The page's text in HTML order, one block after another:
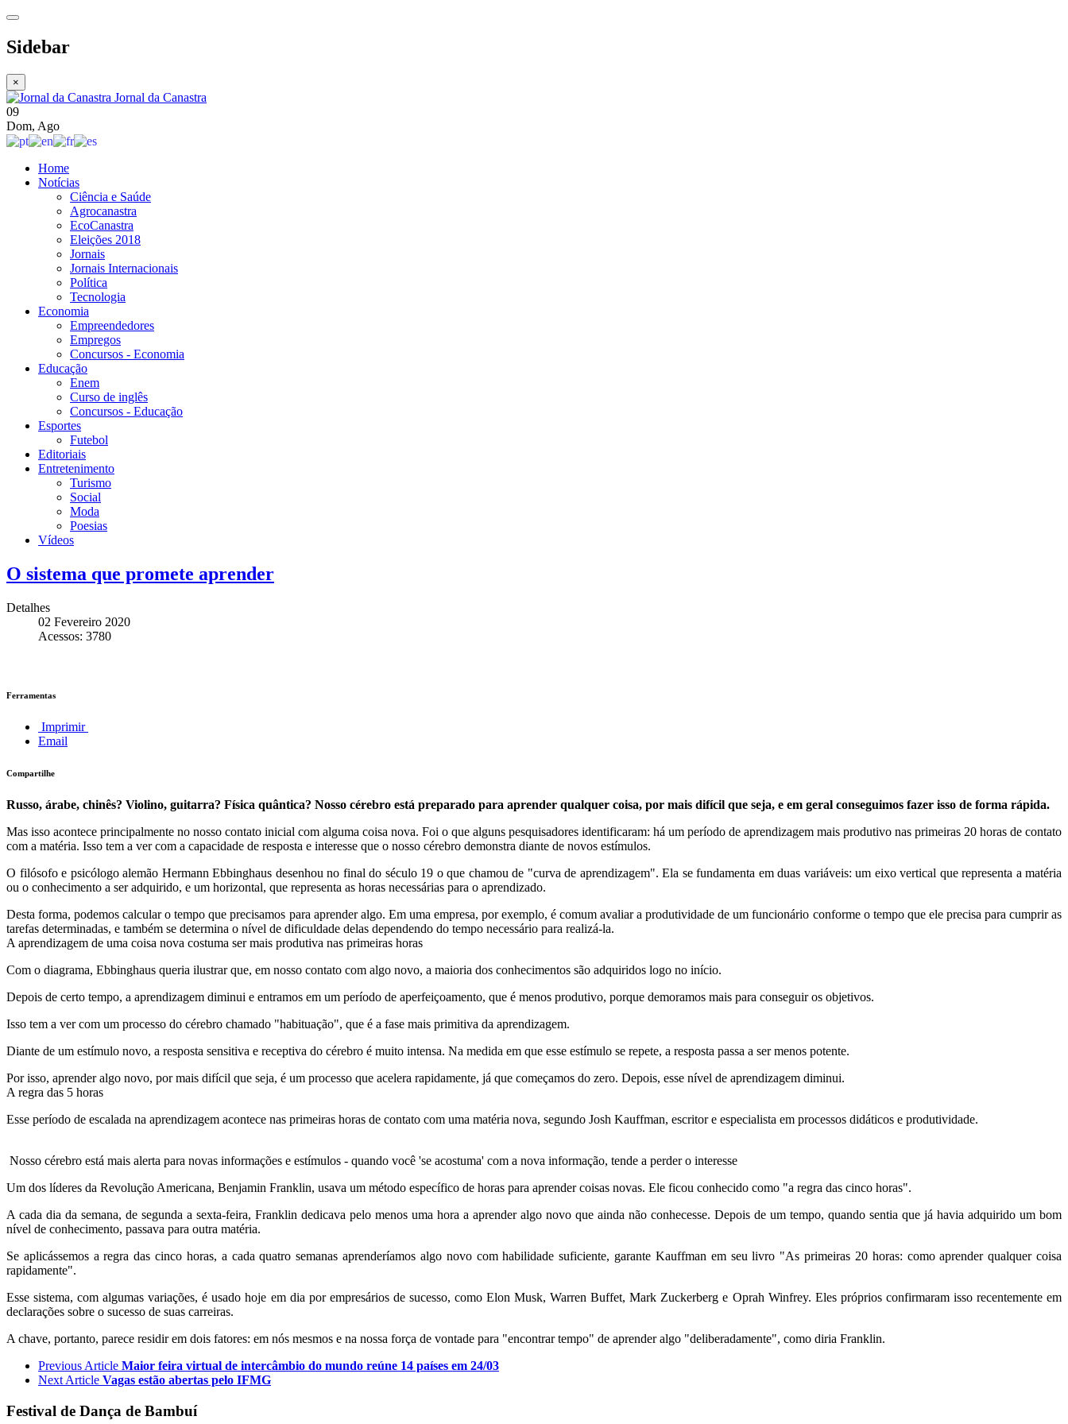
Sidebar
×
Jornal da Canastra
09
Dom, Ago
Home
Notícias
Ciência e Saúde
Agrocanastra
EcoCanastra
Eleições 2018
Jornais
Jornais Internacionais
Política
Tecnologia
Economia
Empreendedores
Empregos
Concursos - Economia
Educação
Enem
Curso de inglês
Concursos - Educação
Esportes
Futebol
Editoriais
Entretenimento
Turismo
Social
Moda
Poesias
Vídeos
O sistema que promete aprender
Detalhes
02 Fevereiro 2020
Acessos: 3780
Ferramentas
Imprimir
Email
Compartilhe
Russo, árabe, chinês? Violino, guitarra? Física quântica? Nosso cérebro está preparado para aprender qualquer coisa, por mais difícil que seja, e em geral conseguimos fazer isso de forma rápida.
Mas isso acontece principalmente no nosso contato inicial com alguma coisa nova. Foi o que alguns pesquisadores identificaram: há um período de aprendizagem mais produtivo nas primeiras 20 horas de contato
com a matéria. Isso tem a ver com a capacidade de resposta e interesse que o nosso cérebro demonstra diante de novos estímulos.
O filósofo e psicólogo alemão Hermann Ebbinghaus desenhou no final do século 19 o que chamou de "curva de aprendizagem". Ela se fundamenta em duas variáveis: um eixo vertical que representa a matéria
ou o conhecimento a ser adquirido, e um horizontal, que representa as horas necessárias para o aprendizado.
Desta forma, podemos calcular o tempo que precisamos para aprender algo. Em uma empresa, por exemplo, é comum avaliar a produtividade de um funcionário conforme o tempo que ele precisa para cumprir as
tarefas determinadas, e também se determina o nível de dificuldade delas dependendo do tempo necessário para realizá-la.
A aprendizagem de uma coisa nova costuma ser mais produtiva nas primeiras horas
Com o diagrama, Ebbinghaus queria ilustrar que, em nosso contato com algo novo, a maioria dos conhecimentos são adquiridos logo no início.
Depois de certo tempo, a aprendizagem diminui e entramos em um período de aperfeiçoamento, que é menos produtivo, porque demoramos mais para conseguir os objetivos.
Isso tem a ver com um processo do cérebro chamado "habituação", que é a fase mais primitiva da aprendizagem.
Diante de um estímulo novo, a resposta sensitiva e receptiva do cérebro é muito intensa. Na medida em que esse estímulo se repete, a resposta passa a ser menos potente.
Por isso, aprender algo novo, por mais difícil que seja, é um processo que acelera rapidamente, já que começamos do zero. Depois, esse nível de aprendizagem diminui.
A regra das 5 horas
Esse período de escalada na aprendizagem acontece nas primeiras horas de contato com uma matéria nova, segundo Josh Kauffman, escritor e especialista em processos didáticos e produtividade.
Nosso cérebro está mais alerta para novas informações e estímulos - quando você 'se acostuma' com a nova informação, tende a perder o interesse
Um dos líderes da Revolução Americana, Benjamin Franklin, usava um método específico de horas para aprender coisas novas. Ele ficou conhecido como "a regra das cinco horas".
A cada dia da semana, de segunda a sexta-feira, Franklin dedicava pelo menos uma hora a aprender algo novo que ainda não conhecesse. Depois de um tempo, quando sentia que já havia adquirido um bom
nível de conhecimento, passava para outra matéria.
Se aplicássemos a regra das cinco horas, a cada quatro semanas aprenderíamos algo novo com habilidade suficiente, garante Kauffman em seu livro "As primeiras 20 horas: como aprender qualquer coisa
rapidamente".
Esse sistema, com algumas variações, é usado hoje em dia por empresários de sucesso, como Elon Musk, Warren Buffet, Mark Zuckerberg e Oprah Winfrey. Eles próprios confirmaram isso recentemente em
declarações sobre o sucesso de suas carreiras.
A chave, portanto, parece residir em dois fatores: em nós mesmos e na nossa força de vontade para "encontrar tempo" de aprender algo "deliberadamente", como diria Franklin.
Previous Article Maior feira virtual de intercâmbio do mundo reúne 14 países em 24/03
Next Article Vagas estão abertas pelo IFMG
Festival de Dança de Bambuí